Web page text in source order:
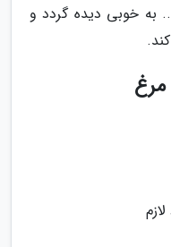
به خوبی دیده گردد و
مرغ